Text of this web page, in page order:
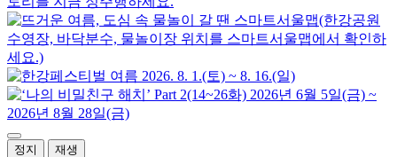
정지 재생